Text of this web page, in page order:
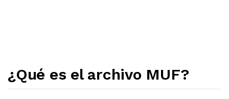
¿Qué es el archivo MUF?